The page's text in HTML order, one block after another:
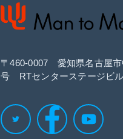
〒460‐0007 愛知県名古屋
号 RTセンターステージビル